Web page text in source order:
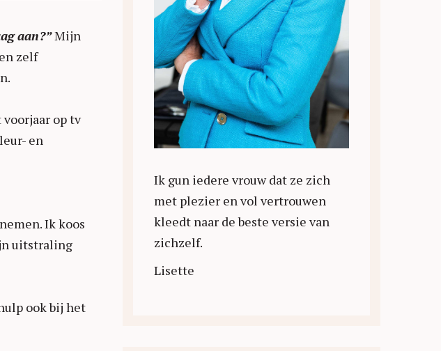
aan?”Mijn
zelf
op tv
en
Ik koos
uitstraling
ook bij het
Ik gun iedere vrouw dat ze zich
met plezier en vol vertrouwen
kleedt naar de beste versie van
zichzelf.
Lisette